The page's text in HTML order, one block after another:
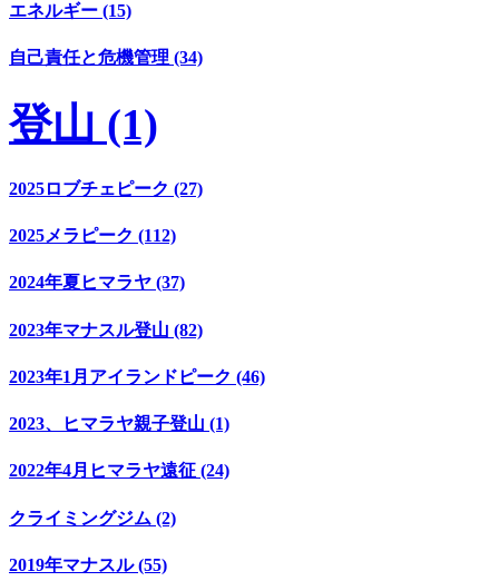
エネルギー (15)
自己責任と危機管理 (34)
登山 (1)
2025ロブチェピーク (27)
2025メラピーク (112)
2024年夏ヒマラヤ (37)
2023年マナスル登山 (82)
2023年1月アイランドピーク (46)
2023、ヒマラヤ親子登山 (1)
2022年4月ヒマラヤ遠征 (24)
クライミングジム (2)
2019年マナスル (55)